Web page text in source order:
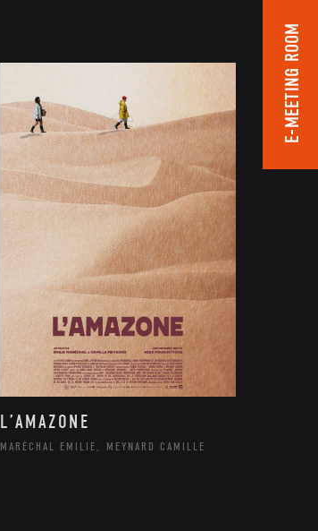
L’AMAZONE
MARÉCHAL EMILIE, MEYNARD CAMILLE
E-MEETING ROOM